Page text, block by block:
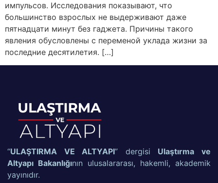
импульсов. Исследования показывают, что
большинство взрослых не выдерживают даже
пятнадцати минут без гаджета. Причины такого
явления обусловлены с переменой уклада жизни за
последние десятилетия. […]
“ULAŞTIRMA VE ALTYAPI” dergisi Ulaştırma ve
Altyapı Bakanlığının ulusalararası, hakemli, akademik
yayınıdır.